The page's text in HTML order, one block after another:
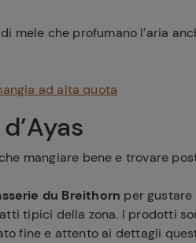
mele che profumano l’aria
ad alta quota
mangiare bene e trovare
du Breithorn per
tipici della zona. I prodotti
fine e attento ai dettagli